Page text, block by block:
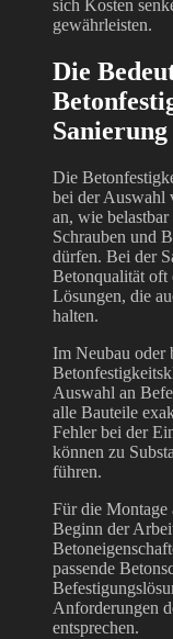
sich Kosten
gewährleisten.
Die
Die
bei der Auswahl
an, wie
Schrauben und
dürfen. Bei der
Betonqualität oft
Lösungen, die
halten.
Im Neubau oder
Auswahl an
alle Bauteile
Fehler bei der
können zu
führen.
Für die Montage
Beginn der
passende
Anforderungen
entsprechen.